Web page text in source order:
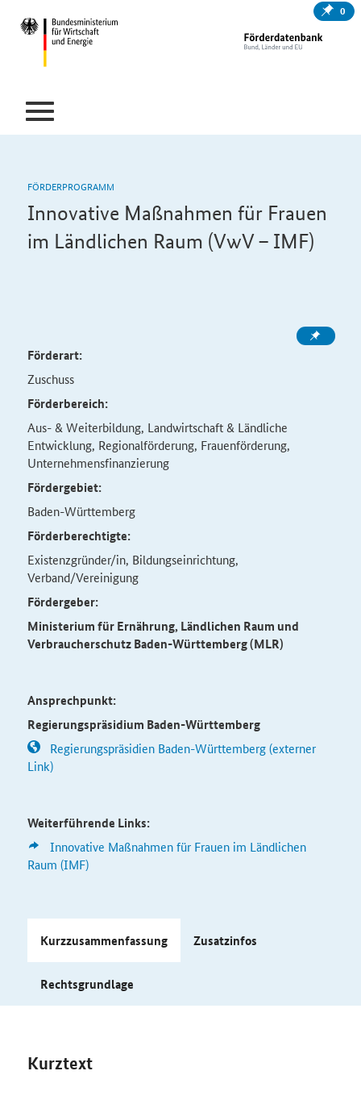
0
FÖRDERPROGRAMM
Innovative Maßnahmen für Frauen
im Ländlichen Raum (VwV – IMF)
Förderart:
Zuschuss
Förderbereich:
Aus- & Weiterbildung, Landwirtschaft & Ländliche
Entwicklung, Regionalförderung, Frauenförderung,
Unternehmensfinanzierung
Fördergebiet:
Baden-Württemberg
Förderberechtigte:
Existenzgründer/in, Bildungseinrichtung,
Verband/Vereinigung
Fördergeber:
Ministerium für Ernährung, Ländlichen Raum und
Verbraucherschutz Baden-Württemberg (MLR)
Ansprechpunkt:
Regierungspräsidium Baden-Württemberg
Regierungspräsidien Baden-Württemberg (externer
Link)
Weiterführende Links:
Innovative Maßnahmen für Frauen im Ländlichen
Raum (IMF)
Kurzzusammenfassung Zusatzinfos
Rechtsgrundlage
Kurztext